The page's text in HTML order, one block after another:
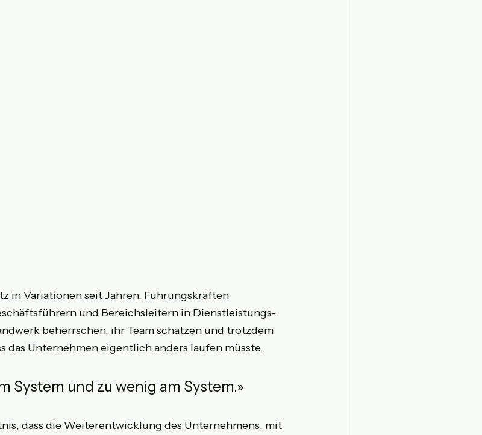
in Variationen seit Jahren, Führungskräften
und Bereichsleitern in Dienstleistungs-
beherrschen, ihr Team schätzen und trotzdem
das Unternehmen eigentlich anders laufen müsste.
System und zu wenig am System.»
dass die Weiterentwicklung des Unternehmens, mit